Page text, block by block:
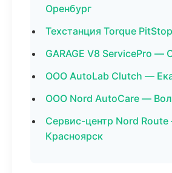
Оренбург
Техстанция Torque
GARAGE V8 ServicePro —
ООО AutoLab Clutch —
ООО Nord AutoCare —
Сервис-центр Nord
Красноярск